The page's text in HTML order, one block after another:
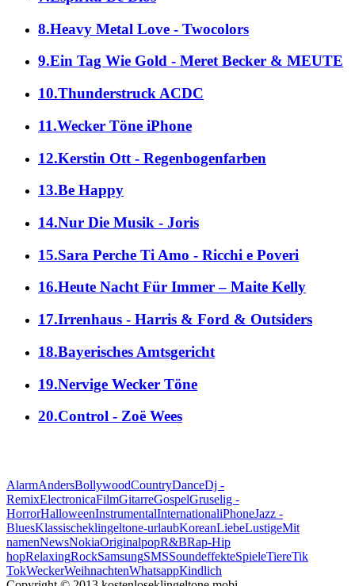
8.Heavy Metal Love - Twocolors
9.Ein Tag Wie Gold - Meret Becker & MEUTE
10.Thunderstruck ACDC
11.Wecker Töne iPhone
12.Kerstin Ott - Regenbogenfarben
13.Be Happy
14.Nur Die Musik - Joris
15.Sara Perche Ti Amo - Ricchi e Poveri
16.Heute Nacht Für Immer – Maite Kelly
17.Irrenhaus - Harris & Ford & Outsiders
18.Bayerisches Amtsgericht
19.Nervige Wecker Töne
20.Control - Zoë Wees
AlarmAndersBollywoodCountryDanceDj -
RemixElectronicaFilmGitarreGospelGruselig -
HorrorHalloweenInstrumentalInternationaliPhoneJazz -
BluesKlassischeklingeltone-urlaubKoreanLiebeLustigeMit
namenNewsNokiaOriginalpopR&BRap-Hip
hopRelaxingRockSamsungSMSSoundeffekteSpieleTiereTik
TokWeckerWeihnachtenWhatsappКindlich